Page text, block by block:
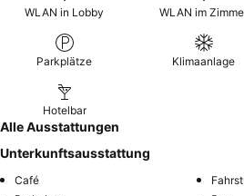
Bungalows für zusätzliche
WLAN in Lobby WLAN im
Parkplätze Klimaanlage
Hotelbar
Alle Ausstattungen
Unterkunftsausstattung
Café